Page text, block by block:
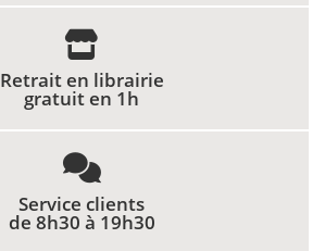
Retrait en librairie
gratuit en 1h
Service clients
de 8h30 à 19h30